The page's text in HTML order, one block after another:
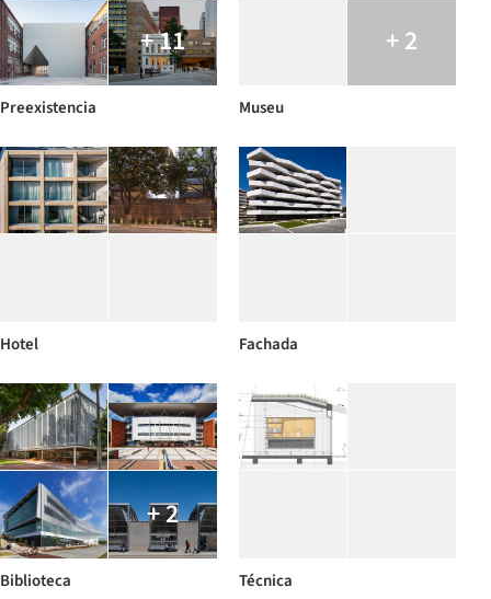
+ 11
Preexistencia
+ 2
Museu
Hotel Fachada
+ 2
Biblioteca Técnica